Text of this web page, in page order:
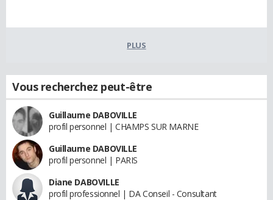
PLUS
Vous recherchez peut-être
Guillaume DABOVILLE
profil personnel | CHAMPS SUR MARNE
Guillaume DABOVILLE
profil personnel | PARIS
Diane DABOVILLE
profil professionnel | DA Conseil - Consultant